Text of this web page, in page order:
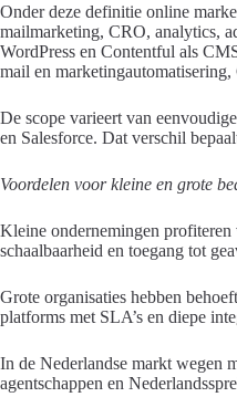
Onder deze definitie online
mailmarketing, CRO, analytics,
WordPress en Contentful als
mail en
De scope varieert van
en Salesforce. Dat verschil
Voordelen voor kleine en grote
Kleine ondernemingen
schaalbaarheid en toegang tot
Grote organisaties hebben
platforms met SLA’s en diepe
In de Nederlandse markt wegen
agentschappen en